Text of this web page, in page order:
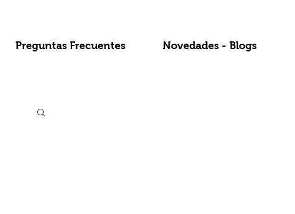
Preguntas Frecuentes Novedades - Blogs